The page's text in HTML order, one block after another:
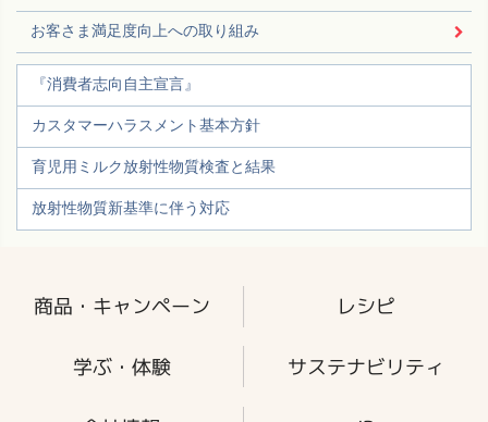
お客さま満足度向上への取り組み
『消費者志向自主宣言』
カスタマーハラスメント基本方針
育児用ミルク放射性物質検査と結果
放射性物質新基準に伴う対応
商品・キャンペーン レシピ
学ぶ・体験 サステナビリティ